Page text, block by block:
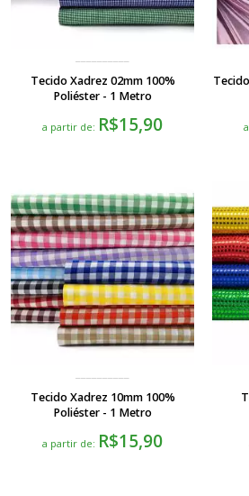
Tecido Xadrez 02mm 100%
Poliéster - 1 Metro
a partir de: R$15,90
Tecido Xadrez 10mm 100%
Poliéster - 1 Metro
a partir de: R$15,90